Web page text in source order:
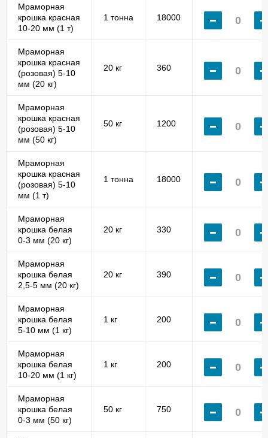
Мраморная
крошка красная
10-20 мм (1 т)
1 тонна 18000
Мраморная
крошка красная
(розовая) 5-10
мм (20 кг)
20 кг 360
Мраморная
крошка красная
(розовая) 5-10
мм (50 кг)
50 кг 1200
Мраморная
крошка красная
(розовая) 5-10
мм (1 т)
1 тонна 18000
Мраморная
крошка белая
0-3 мм (20 кг)
20 кг 330
Мраморная
крошка белая
2,5-5 мм (20 кг)
20 кг 390
Мраморная
крошка белая
5-10 мм (1 кг)
1 кг 200
Мраморная
крошка белая
10-20 мм (1 кг)
1 кг 200
Мраморная
крошка белая
0-3 мм (50 кг)
50 кг 750